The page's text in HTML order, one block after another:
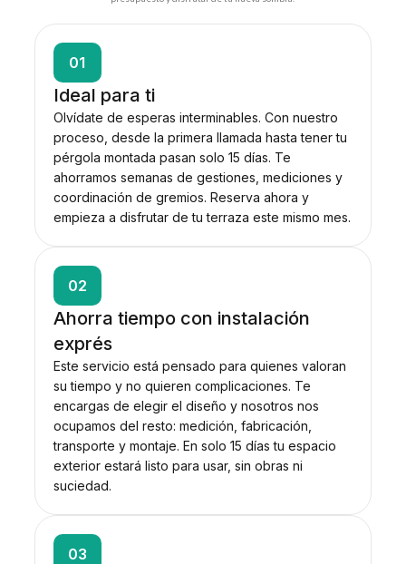
01
Ideal para ti
Olvídate de esperas interminables. Con nuestro
proceso, desde la primera llamada hasta tener tu
pérgola montada pasan solo 15 días. Te
ahorramos semanas de gestiones, mediciones y
coordinación de gremios. Reserva ahora y
empieza a disfrutar de tu terraza este mismo mes.
02
Ahorra tiempo con instalación
exprés
Este servicio está pensado para quienes valoran
su tiempo y no quieren complicaciones. Te
encargas de elegir el diseño y nosotros nos
ocupamos del resto: medición, fabricación,
transporte y montaje. En solo 15 días tu espacio
exterior estará listo para usar, sin obras ni
suciedad.
03